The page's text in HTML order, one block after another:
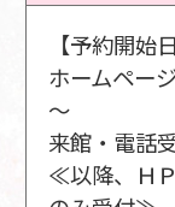
【予約開始
ホームペー
～
来館・電話
≪以降、Ｈ